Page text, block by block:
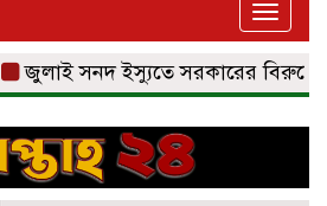
Toggle
জুলাই সনদ ইস্যুতে সরকারের বিরুদ্ধে